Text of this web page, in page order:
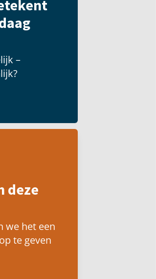
–
deze
we het een
te geven